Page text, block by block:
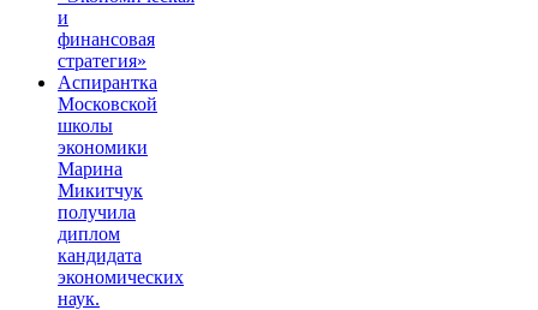
и
финансовая
стратегия»
Аспирантка
Московской
школы
экономики
Марина
Микитчук
получила
диплом
кандидата
экономических
наук.